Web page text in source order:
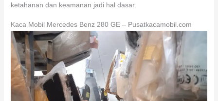
ketahanan dan keamanan jadi hal dasar.
Kaca Mobil Mercedes Benz 280 GE – Pusatkacamobil.com